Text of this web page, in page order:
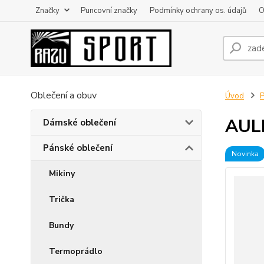
Značky Puncovní značky Podmínky ochrany os. údajů
Oblečení a obuv
Dámské oblečení
Pánské oblečení
Mikiny
Trička
Bundy
Termoprádlo
Úvod
Novinka